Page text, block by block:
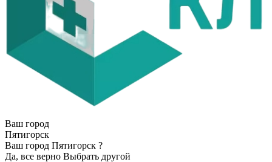
Ваш город
Пятигорск
Ваш город Пятигорск ?
Да, все верно Выбрать другой